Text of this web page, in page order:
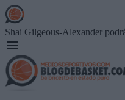
Skip
to
main
content
Shai Gilgeous-Alexander